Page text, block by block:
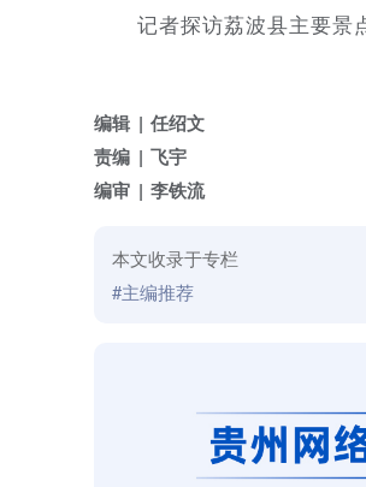
记者探访荔波县主要景
编辑
任绍文
责编
飞宇
编审
李铁流
本文收录于专栏
#主编推荐